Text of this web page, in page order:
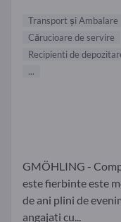
Transport și Ambalare
Cărucioare de servire
Recipienti de
...
GMÖHLING -
este fierbinte este
de ani plini de
angajați cu...